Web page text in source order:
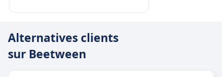
Alternatives clients
sur Beetween